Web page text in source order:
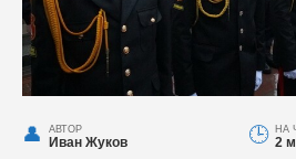
АВТОР
Иван Жуков
НА
2